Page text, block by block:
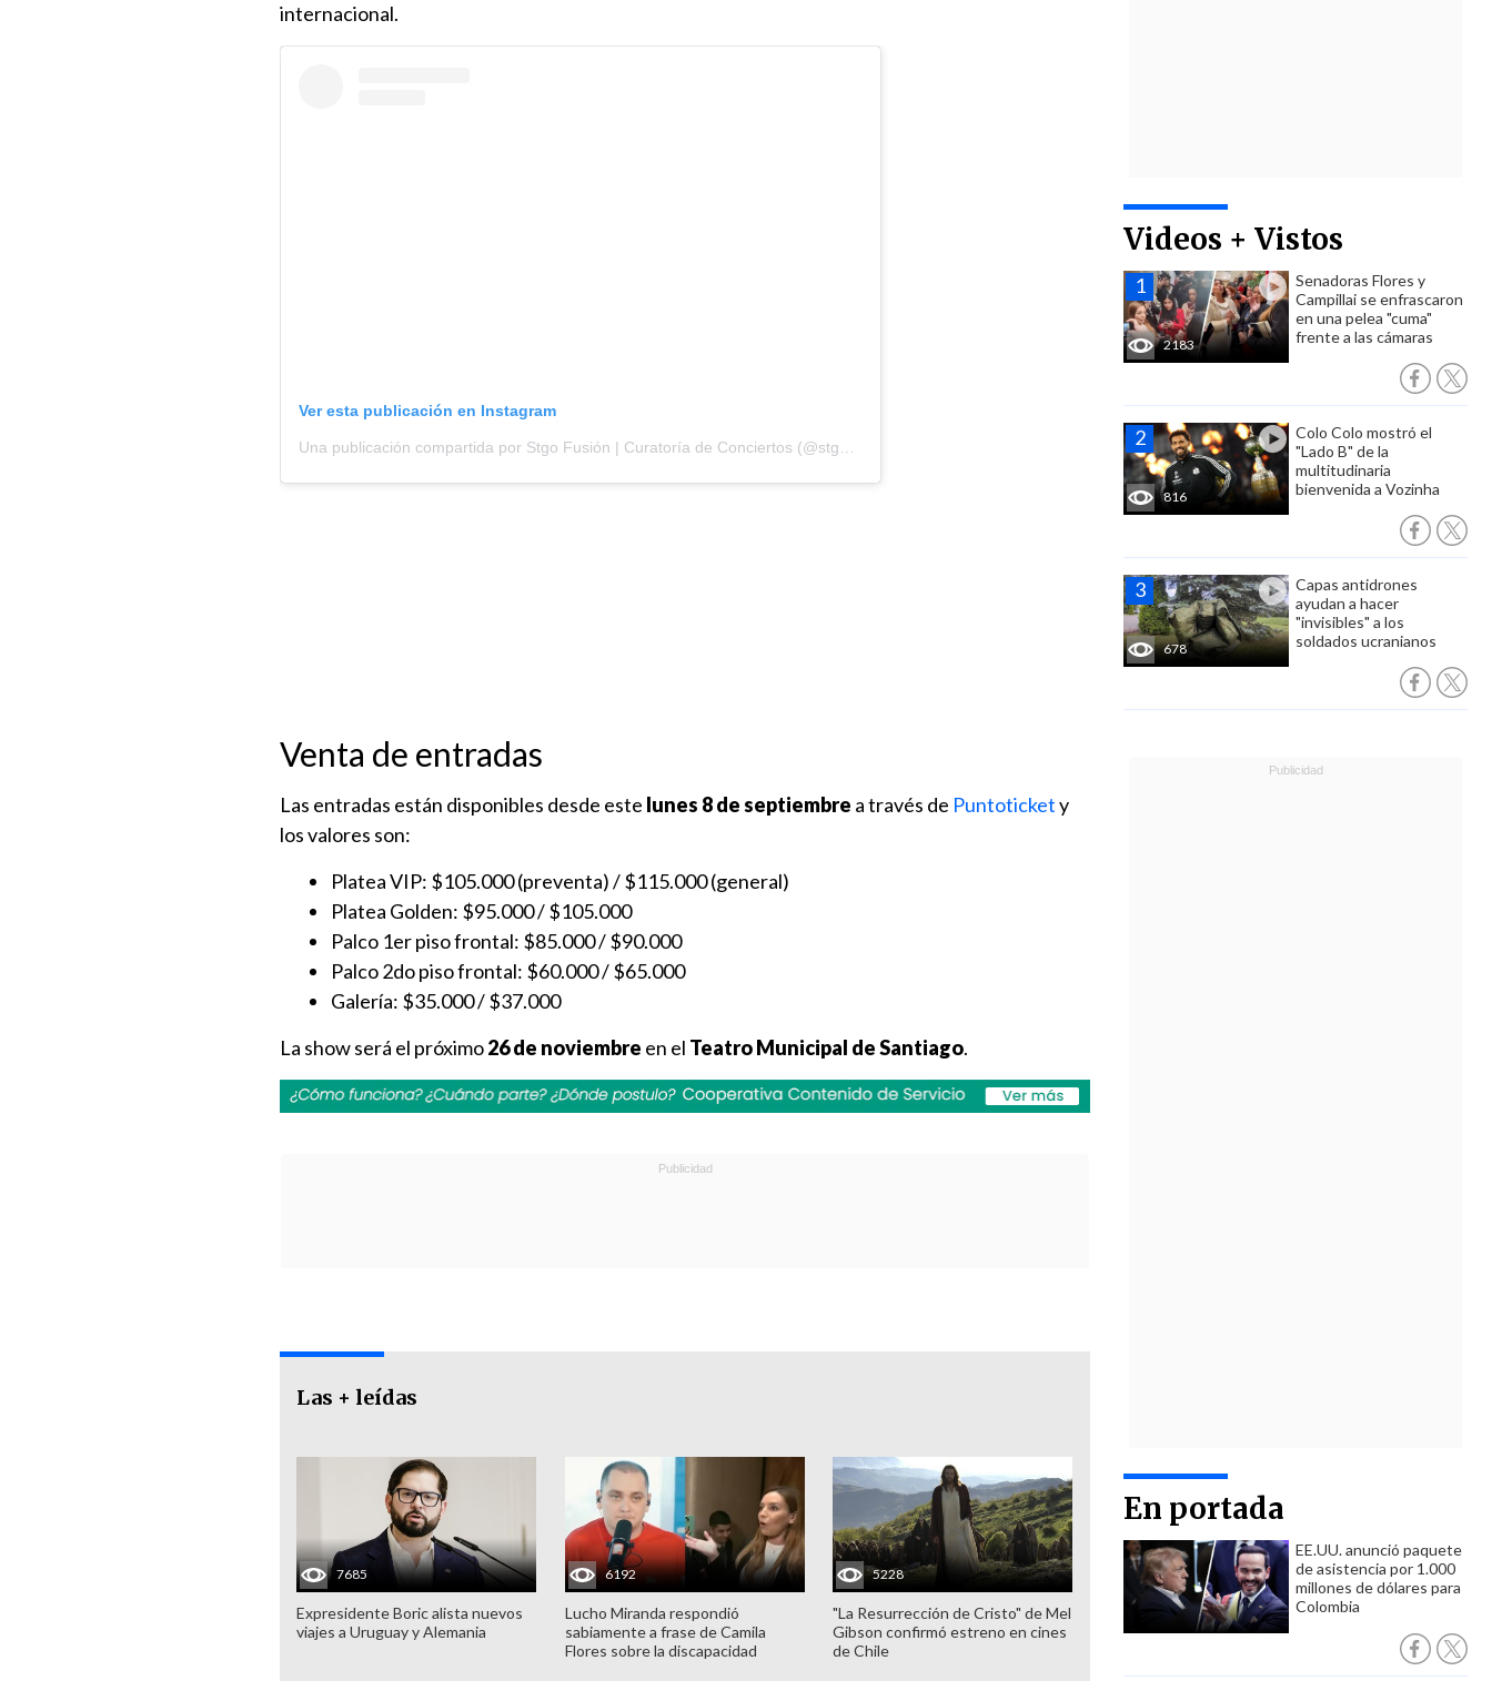
Videos + Vistos
2183
Senadoras Flores y
Campillai se enfrascaron
en una pelea "cuma"
frente a las cámaras
816
Colo Colo mostró el
"Lado B" de la
multitudinaria
bienvenida a Vozinha
678
Capas antidrones
ayudan a hacer
"invisibles" a los
soldados ucranianos
En portada
EE.UU. anunció paquete
de asistencia por 1.000
millones de dólares para
Colombia
internacional.
Ver esta publicación en Instagram
Venta de entradas
Las entradas están disponibles desde este lunes 8 de septiembre a través de Puntotickety
los valores son:
Platea VIP: $105.000 (preventa) / $115.000 (general)
Platea Golden: $95.000 / $105.000
Palco 1er piso frontal: $85.000 / $90.000
Palco 2do piso frontal: $60.000 / $65.000
Galería: $35.000 / $37.000
La show será el próximo26 de noviembre en el Teatro Municipal de Santiago.
Las + leídas
7685
Expresidente Boric alista nuevos
viajes a Uruguay y Alemania
6192
Lucho Miranda respondió
sabiamente a frase de Camila
Flores sobre la discapacidad
5228
"La Resurrección de Cristo" de Mel
Gibson confirmó estreno en cines
de Chile